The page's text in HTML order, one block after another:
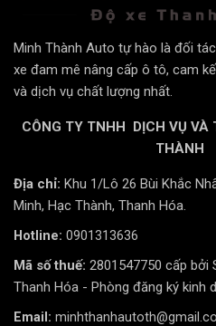
Minh Thành Auto tự hào là đối
xe đam mê nâng cấp ô tô, cam
và dịch vụ chất lượng nhất.
CÔNG TY TNHH DỊCH VỤ VÀ
THÀNH
Địa chỉ: Khu 1/Lô 26 Bùi Khắc
Minh, Hạc Thành, Thanh Hóa.
Hotline: 0901313636
Mã số thuế: 2801547750 cấp bởi
Thanh Hóa - Phòng đăng ký kinh
Email: